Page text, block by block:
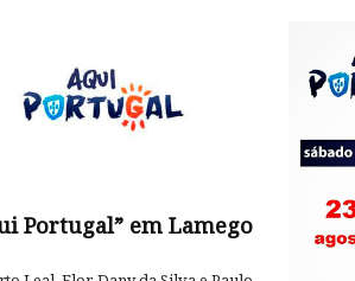
Portugal” em Lamego